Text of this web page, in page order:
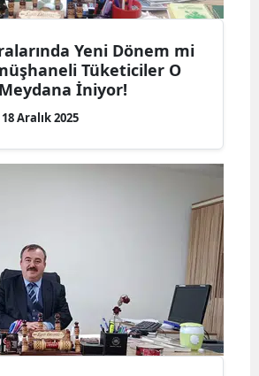
Muğla
Muş
Samsun
Siirt
Yeni Dönem mi
Tüketiciler O
İniyor!
18 Aralık 2025